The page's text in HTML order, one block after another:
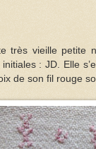
très vieille petite
: JD. Elle
de son fil rouge